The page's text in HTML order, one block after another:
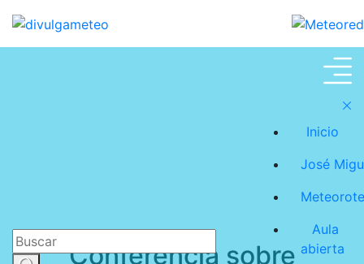
Inicio
José
Aula
abierta
José Miguel Viñas
Conferencia sobre